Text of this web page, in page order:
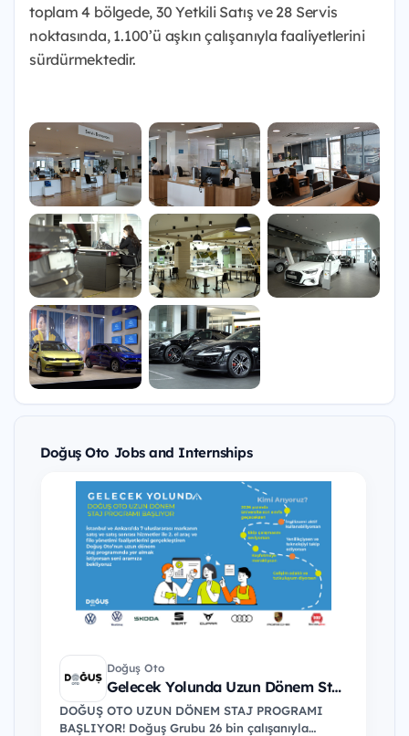
toplam 4 bölgede, 30 Yetkili Satış ve 28 Servis
noktasında, 1.100’ü aşkın çalışanıyla faaliyetlerini
sürdürmektedir.
Doğuş Oto Jobs and Internships
Doğuş Oto
Gelecek Yolunda Uzun Dönem Staj
Programı’26
DOĞUŞ OTO UZUN DÖNEM STAJ PROGRAMI
BAŞLIYOR! Doğuş Grubu 26 bin çalışanıyla